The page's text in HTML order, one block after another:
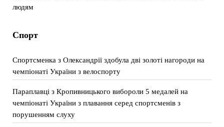
людям
Спорт
Спортсменка з Олександрії здобула дві золоті нагороди на
чемпіонаті України з велоспорту
Параплавці з Кропивницького вибороли 5 медалей на
чемпіонаті України з плавання серед спортсменів з
порушенням слуху